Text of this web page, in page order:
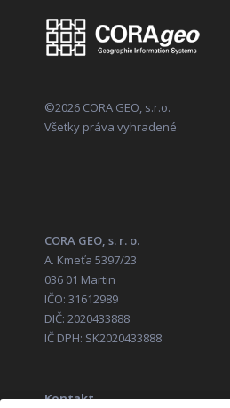
©2026 CORA GEO, s.r.o.
Všetky práva vyhradené
CORA GEO, s. r. o.
A. Kmeťa 5397/23
036 01 Martin
IČO: 31612989
DIČ: 2020433888
IČ DPH: SK2020433888
Kontakt